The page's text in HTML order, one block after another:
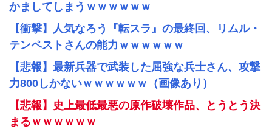
かましてしまうｗｗｗｗｗｗ
【衝撃】人気なろう『転スラ』の最終回、リムル・
テンペストさんの能力ｗｗｗｗｗｗ
【悲報】最新兵器で武装した屈強な兵士さん、攻撃
力800しかないｗｗｗｗｗｗ（画像あり）
【悲報】史上最低最悪の原作破壊作品、とうとう決
まるｗｗｗｗｗｗ